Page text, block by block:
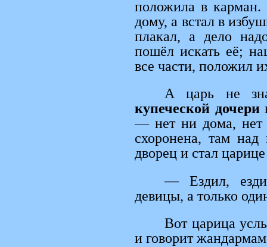
положила в карман.
дому, а встал в
плакал, а дело
пошёл искать её;
все части, положил
А царь не
купеческой дочери
— нет ни дома, нет
схоронена, там
дворец и стал
— Ездил,
девицы, а только
Вот царица
и говорит